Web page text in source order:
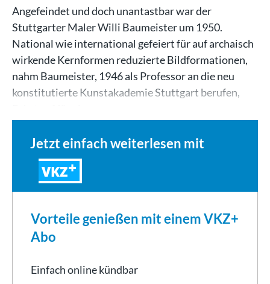
Angefeindet und doch unantastbar war der
Stuttgarter Maler Willi Baumeister um 1950.
National wie international gefeiert für auf archaisch
wirkende Kernformen reduzierte Bildformationen,
nahm Baumeister, 1946 als Professor an die neu
konstitutierte Kunstakademie Stuttgart berufen,
Jetzt einfach weiterlesen mit
VKZ
Vorteile genießen mit einem VKZ+
Abo
Einfach online kündbar